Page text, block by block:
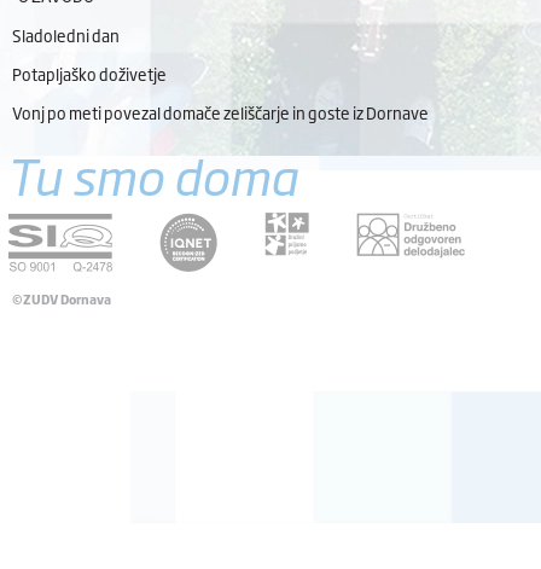
Sladoledni dan
Potapljaško doživetje
Vonj po meti povezal domače zeliščarje in goste iz Dornave
Tu smo doma
©ZUDV Dornava